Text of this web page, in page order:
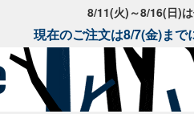
8/11(火)～8/16(日)
現在のご注文は8/7(金)まで